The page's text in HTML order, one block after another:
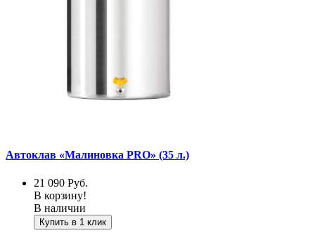
Автоклав «Малиновка PRO» (35 л.)
21 090 Руб.
В корзину!
В наличии
Купить в 1 клик